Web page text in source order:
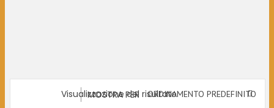
Visualizzazione del risultato
MOSTRA PER ORDINAMENTO PREDEFINITO